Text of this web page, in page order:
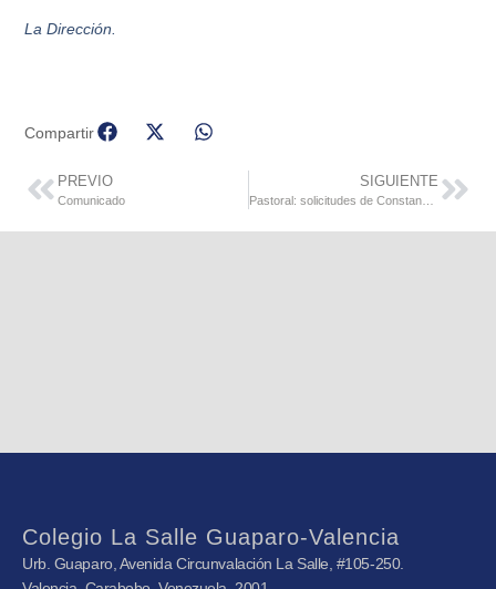
La Dirección.
Compartir
PREVIO
Comunicado
SIGUIENTE
Pastoral: solicitudes de Constancias de Sacramentos
Colegio La Salle Guaparo-Valencia
Urb. Guaparo, Avenida Circunvalación La Salle, #105-250.